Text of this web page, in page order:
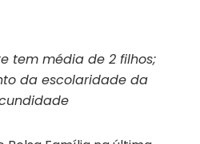
tem média de 2 filhos;
da escolaridade da